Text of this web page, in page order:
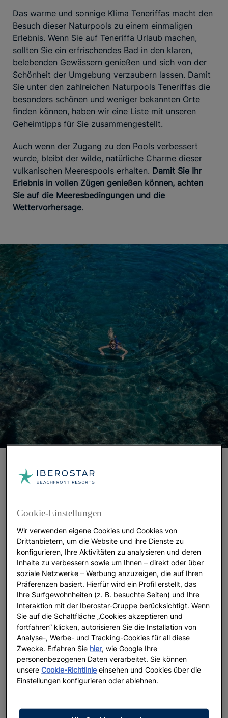
Das warme und sonnige Klima Teneriffas macht den
Besuch dieser Naturpools zu einem einmaligen
Erlebnis. Wenn Sie auf Teneriffa Urlaub machen,
sollten Sie ein erfrischendes Bad in den klaren,
belebenden Gewässern genießen und sich von der
Schönheit der Umgebung verzaubern lassen. Damit
Sie unter den zahlreichen Naturpools Teneriffas die
besonders schönen und weniger bekannten Orte
finden können, haben wir eine Liste mit unseren
Geheimtipps für Sie zusammengestellt.
Auch wenn der Zugang zu den Pools verbessert
wurde, bleibt der wilde, natürliche Charme dieser
vulkanischen Meerespools erhalten. Damit Sie Ihr
Erlebnis in vollen Zügen genießen können, achten
Sie auf die Meeresbedingungen und die
Wettervorhersage.
und die traumhafte Umgebung laden dazu ein, die
Seele baumeln zu lassen. Egal, ob Sie einfach nur
entspannt im Wasser treiben oder beimSchnorcheln
die Unterwasserwelt erkundenwollen – hier ist für
jeden etwas dabei.
Die Gegend rund um die Pools ist wunderschön. Es
gibt so viele kleine Ecken, die sich perfekt für ein
paar schöne Erinnerungsfotos eignen. Vor allem
Familien fühlen sich hier pudelwohl: Die Kinder
können im Wasser plantschen und auf
Entdeckungstour gehen, während Sie es sich in der
Sonne gemütlich machen.
Cookie-Einstellungen
Wir verwenden eigene Cookies und Cookies von
Drittanbietern, um die Website und ihre Dienste zu
konfigurieren, Ihre Aktivitäten zu analysieren und deren
Inhalte zu verbessern sowie um Ihnen – direkt oder über
soziale Netzwerke – Werbung anzuzeigen, die auf Ihren
Präferenzen basiert. Hierfür wird ein Profil erstellt, das
Ihre Surfgewohnheiten (z. B. besuchte Seiten) und Ihre
Interaktion mit der Iberostar-Gruppe berücksichtigt. Wenn
Sie auf die Schaltfläche „Cookies akzeptieren und
fortfahren“ klicken, autorisieren Sie die Installation von
Analyse-, Werbe- und Tracking-Cookies für all diese
Zwecke. Erfahren Sie hier, wie Google Ihre
personenbezogenen Daten verarbeitet. Sie können
unsereCookie-Richtlinie einsehen und Cookies über die
Einstellungen konfigurieren oder ablehnen.